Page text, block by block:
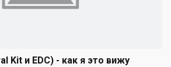
Kit и EDC) - как я это вижу